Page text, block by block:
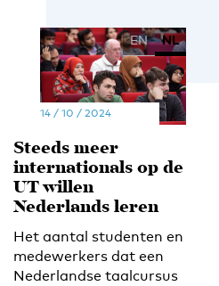
EN NL
14 / 10 / 2024
Steeds meer
internationals op de
UT willen
Nederlands leren
Het aantal studenten en
medewerkers dat een
Nederlandse taalcursus